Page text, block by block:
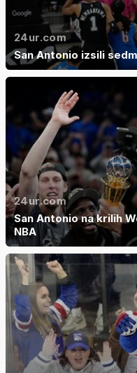
24ur.com
San Antonio izsili
24ur.com
San Antonio na krilih
NBA